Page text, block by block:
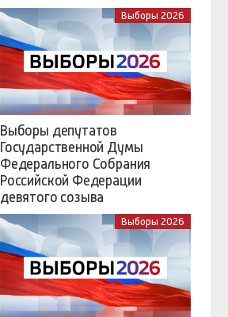
Выборы 2026
Выборы депутатов
Государственной Думы
Федерального Собрания
Российской Федерации
девятого созыва
Выборы 2026